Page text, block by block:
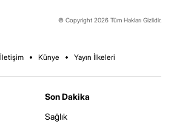
© Copyright 2026 Tüm Hakları Gizlidir.
İletişim Künye Yayın İlkeleri
Son Dakika
Sağlık